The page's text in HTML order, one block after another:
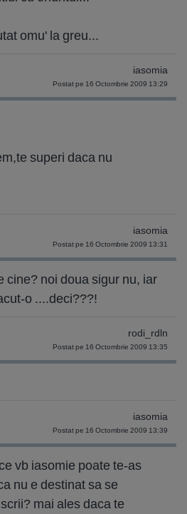
omu' la greu...
iasomia
Postat pe 16 Octombrie 2009 13:29
superi daca nu
iasomia
Postat pe 16 Octombrie 2009 13:31
cine? noi doua sigur nu, iar
o ....deci???!
rodi_rdln
Postat pe 16 Octombrie 2009 13:35
iasomia
Postat pe 16 Octombrie 2009 13:39
vb iasomie poate te-as
nu e destinat sa se
mai ales daca te